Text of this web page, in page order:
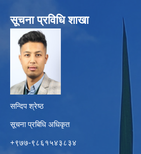
सूचना प्रविधि शाखा
सन्दिप श्रेष्ठ
सूचना प्रबिधि अधिकृत
+९७७-९८६१५४३८३४